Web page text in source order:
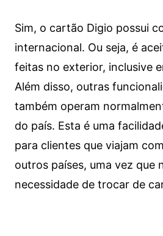
Sim, o cartão Digio possui
internacional. Ou seja, é
feitas no exterior, inclusive
Além disso, outras
também operam
do país. Esta é uma
para clientes que viajam
outros países, uma vez que
necessidade de trocar de